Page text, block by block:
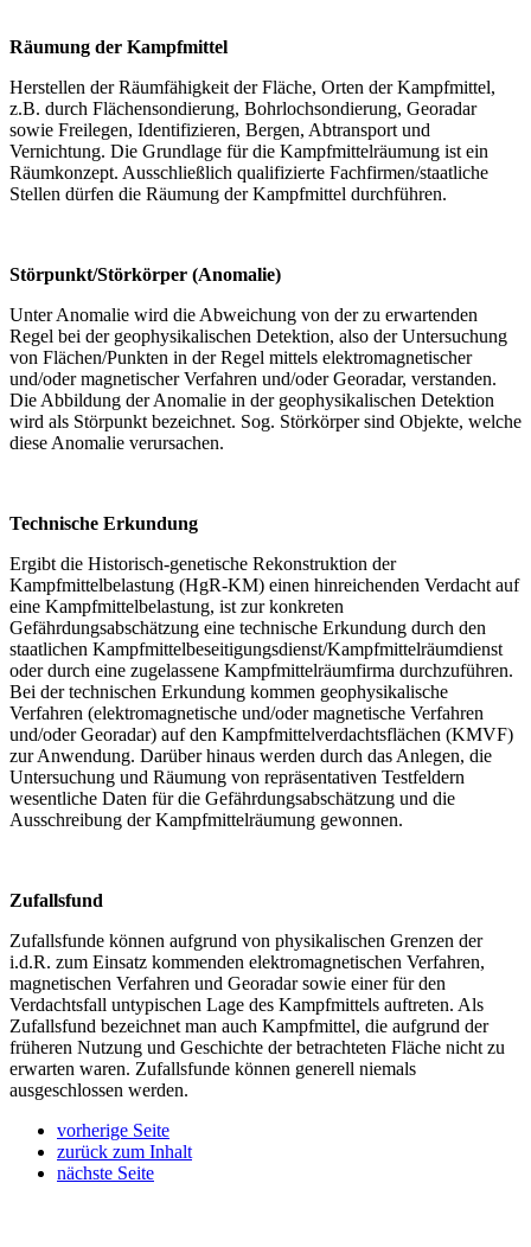
Räumung der Kampfmittel
Herstellen der Räumfähigkeit der Fläche, Orten der Kampfmittel,
z.B. durch Flächensondierung, Bohrlochsondierung, Georadar
sowie Freilegen, Identifizieren, Bergen, Abtransport und
Vernichtung. Die Grundlage für die Kampfmittelräumung ist ein
Räumkonzept. Ausschließlich qualifizierte Fachfirmen/staatliche
Stellen dürfen die Räumung der Kampfmittel durchführen.
Störpunkt/Störkörper (Anomalie)
Unter Anomalie wird die Abweichung von der zu erwartenden
Regel bei der geophysikalischen Detektion, also der Untersuchung
von Flächen/Punkten in der Regel mittels elektromagnetischer
und/oder magnetischer Verfahren und/oder Georadar, verstanden.
Die Abbildung der Anomalie in der geophysikalischen Detektion
wird als Störpunkt bezeichnet. Sog. Störkörper sind Objekte, welche
diese Anomalie verursachen.
Technische Erkundung
Ergibt die Historisch-genetische Rekonstruktion der
Kampfmittelbelastung (HgR-KM) einen hinreichenden Verdacht auf
eine Kampfmittelbelastung, ist zur konkreten
Gefährdungsabschätzung eine technische Erkundung durch den
staatlichen Kampfmittelbeseitigungsdienst/Kampfmittelräumdienst
oder durch eine zugelassene Kampfmittelräumfirma durchzuführen.
Bei der technischen Erkundung kommen geophysikalische
Verfahren (elektromagnetische und/oder magnetische Verfahren
und/oder Georadar) auf den Kampfmittelverdachtsflächen (KMVF)
zur Anwendung. Darüber hinaus werden durch das Anlegen, die
Untersuchung und Räumung von repräsentativen Testfeldern
wesentliche Daten für die Gefährdungsabschätzung und die
Ausschreibung der Kampfmittelräumung gewonnen.
Zufallsfund
Zufallsfunde können aufgrund von physikalischen Grenzen der
i.d.R. zum Einsatz kommenden elektromagnetischen Verfahren,
magnetischen Verfahren und Georadar sowie einer für den
Verdachtsfall untypischen Lage des Kampfmittels auftreten. Als
Zufallsfund bezeichnet man auch Kampfmittel, die aufgrund der
früheren Nutzung und Geschichte der betrachteten Fläche nicht zu
erwarten waren. Zufallsfunde können generell niemals
ausgeschlossen werden.
vorherige Seite
zurück zum Inhalt
nächste Seite